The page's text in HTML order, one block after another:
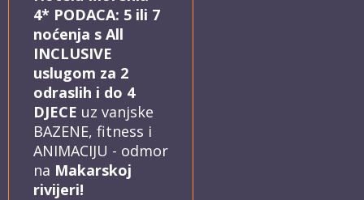
4* PODACA: 5 ili 7
noćenja s All
INCLUSIVE
uslugom za 2
odraslih i do 4
DJECE uz vanjske
BAZENE, fitness i
ANIMACIJU - odmor
na Makarskoj
rivijeri!